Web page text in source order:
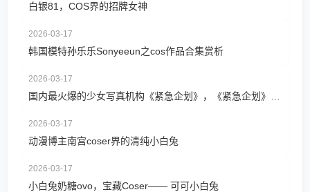
白银81，COS界的招牌女神
2026-03-17
韩国模特孙乐乐Sonyeeun之cos作品合集赏析
2026-03-17
2026-03-17
动漫博主南宫coser界的清纯小白兔
2026-03-17
小白兔奶糖ovo，宝藏Coser—— 可可小白兔